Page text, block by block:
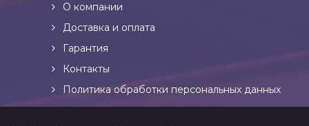
О компании
Доставка и оплата
Гарантия
Контакты
Политика обработки персональных данных